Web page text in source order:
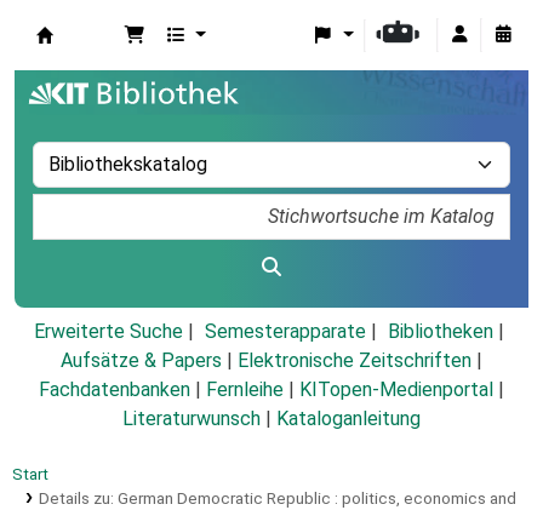
Erweiterte Suche Semesterapparate
Bibliotheken
Aufsätze & Papers
Elektronische Zeitschriften
Fachdatenbanken
Fernleihe KITopen-Medienportal
Literaturwunsch
Kataloganleitung
Start
Details zu: German Democratic Republic : politics, economics and